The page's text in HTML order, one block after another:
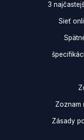
3
Sieť
Zoznam
Zásady